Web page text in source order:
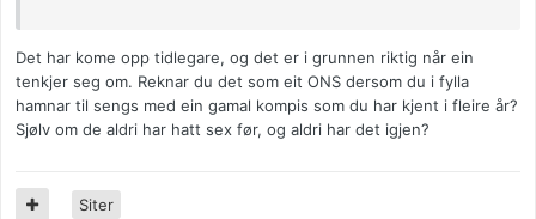
Det har kome opp tidlegare, og det er i grunnen riktig når ein
tenkjer seg om. Reknar du det som eit ONS dersom du i fylla
hamnar til sengs med ein gamal kompis som du har kjent i fleire år?
Sjølv om de aldri har hatt sex før, og aldri har det igjen?
Siter